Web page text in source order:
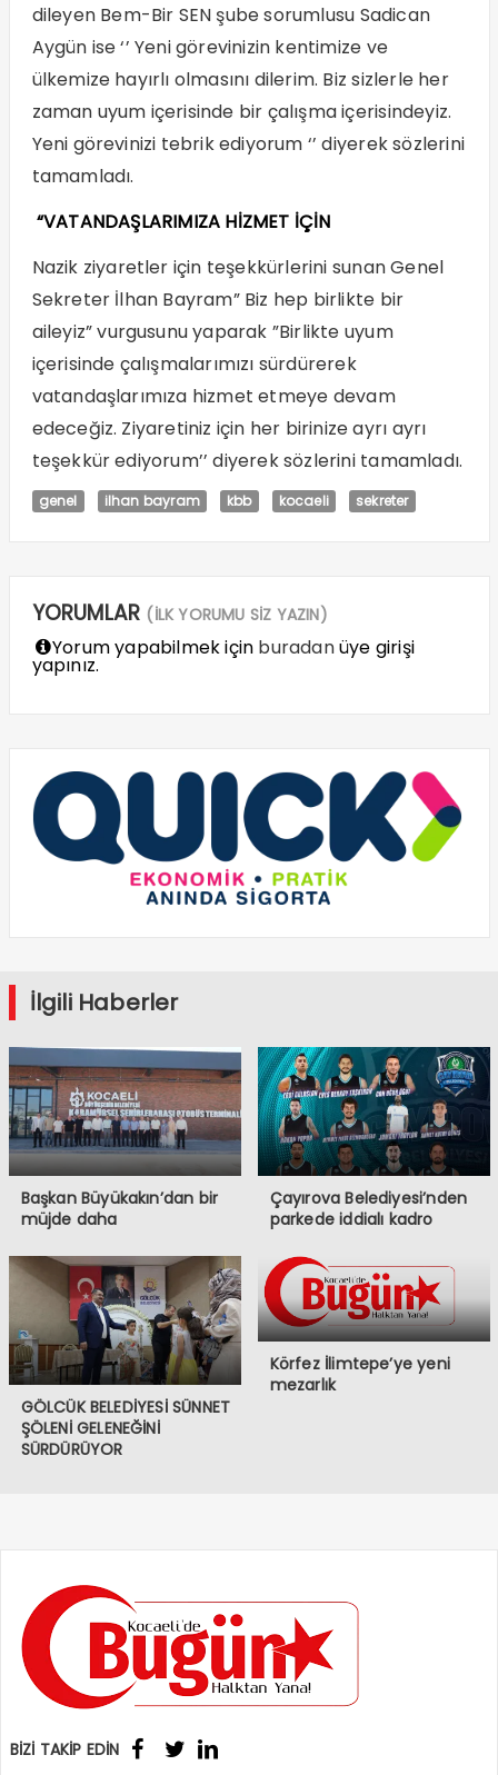
dileyen Bem-Bir SEN şube sorumlusu Sadican
Aygün ise ‘’ Yeni görevinizin kentimize ve
ülkemize hayırlı olmasını dilerim. Biz sizlerle her
zaman uyum içerisinde bir çalışma içerisindeyiz.
Yeni görevinizi tebrik ediyorum ‘’ diyerek sözlerini
tamamladı.
“VATANDAŞLARIMIZA HİZMET İÇİN
Nazik ziyaretler için teşekkürlerini sunan Genel
Sekreter İlhan Bayram” Biz hep birlikte bir
aileyiz” vurgusunu yaparak ”Birlikte uyum
içerisinde çalışmalarımızı sürdürerek
vatandaşlarımıza hizmet etmeye devam
edeceğiz. Ziyaretiniz için her birinize ayrı ayrı
teşekkür ediyorum’’ diyerek sözlerini tamamladı.
genel ilhan bayram kbb kocaeli sekreter
YORUMLAR (İLK YORUMU SİZ YAZIN)
Yorum yapabilmek için buradanüye girişi
yapınız.
İlgili Haberler
Başkan Büyükakın’dan bir
müjde daha
Çayırova Belediyesi’nden
parkede iddialı kadro
GÖLCÜK BELEDİYESİ SÜNNET
ŞÖLENİ GELENEĞİNİ
SÜRDÜRÜYOR
Körfez İlimtepe’ye yeni
mezarlık
BİZİ TAKİP EDİN